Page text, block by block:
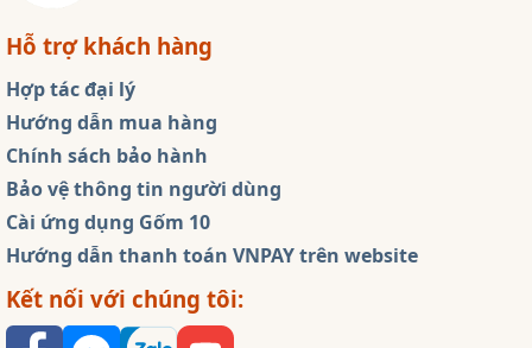
Hỗ trợ khách hàng
Hợp tác đại lý
Hướng dẫn mua hàng
Chính sách bảo hành
Bảo vệ thông tin người dùng
Cài ứng dụng Gốm 10
Hướng dẫn thanh toán VNPAY trên website
Kết nối với chúng tôi: